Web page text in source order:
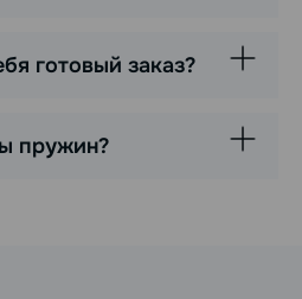
готовый заказ?
пружин?